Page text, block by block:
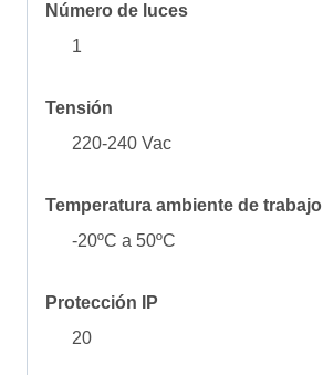
Número de luces
1
Tensión
220-240 Vac
Temperatura ambiente de trabajo
-20ºC a 50ºC
Protección IP
20